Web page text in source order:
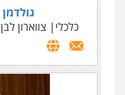
כלכלי
צווארון לבן